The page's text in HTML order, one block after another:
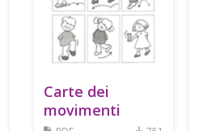
Carte dei
movimenti